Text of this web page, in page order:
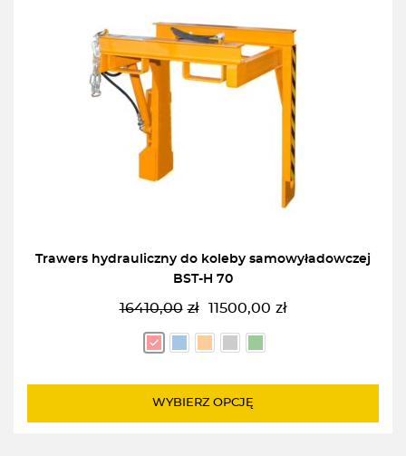
Trawers hydrauliczny do koleby samowyładowczej
BST-H 70
16410,00 zł
Pierwotna
cena
wynosiła:
11500,00 zł
Aktualna
cena
wynosi:
WYBIERZ OPCJĘ